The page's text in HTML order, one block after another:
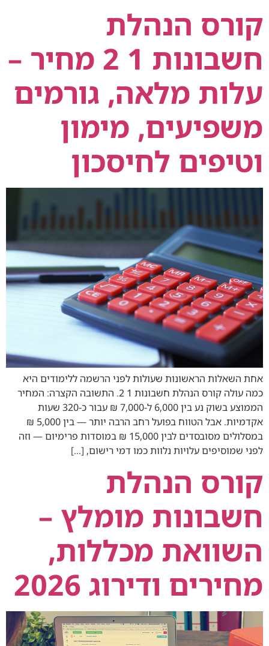
קורס הנהלת
חשבונות 1 2 מחיר –
עלות מלאה, גורמים
משפיעים, מימון
וטיפים לחיסכון
אחת השאלות הראשונות שעולות לפני הרשמה ללימודים היא
כמה עולה קורס הנהלת חשבונות 1 2. התשובה הקצרה: המחיר
הממוצע בשוק נע בין 6,000 ל‑7,000 ₪ עבור כ‑320 שעות
אקדמיות. אבל הטווח בפועל רחב הרבה יותר — בין 5,000 ₪
במסלולים מסובסדים לבין 15,000 ₪ במוסדות פרימיום — וזה
לפני שמוסיפים עלויות נלוות כמו דמי רישום, […]
קורס הנהלת
חשבונות מומלץ –
השוואת מכללות,
מחירים ודירוג 2026